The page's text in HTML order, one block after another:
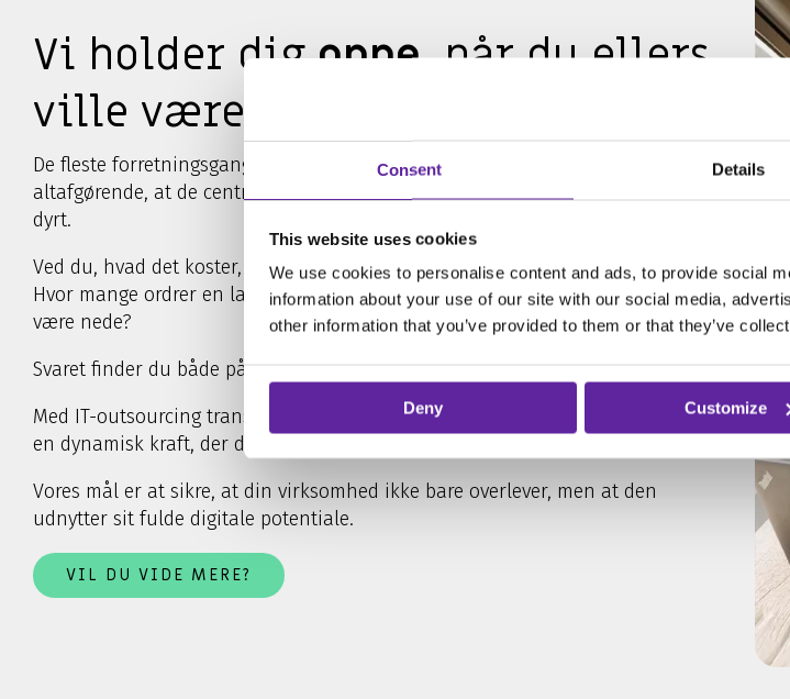
Consent Details
This website uses cookies
We use cookies to personalise content and ads, to provide social
information about your use of our site with our social media,
other information that you’ve provided to them or that they’ve
Deny Customize
Vi holder digoppe, når du ellers
ville være nede
De fleste forretningsgange er mere eller mindre digitale. Derfor er det
altafgørende, at de centrale systemer fungerer. Gør de ikke det, kan det koste
dyrt.
Ved du, hvad det koster, når kundernes varer ikke kommer afsted til tiden?
Hvor mange ordrer en langsom webshop mister? Hvor længe I har råd til at
være nede?
Svaret finder du både på bundlinjen og i kundernes tilfredshed.
Med IT-outsourcing transformerer vi dine IT-systemer fra en støttefunktion til
en dynamisk kraft, der driver din virksomheds vækst og innovation.
Vores mål er at sikre, at din virksomhed ikke bare overlever, men at den
udnytter sit fulde digitale potentiale.
VIL DU VIDE MERE?